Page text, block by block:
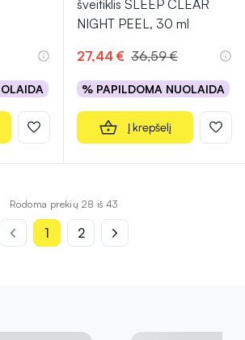
šveitiklis SLEEP CLEAR
NIGHT PEEL, 30 ml
27,44 € 36,59 €
% PAPILDOMA NUOLAIDA
Į krepšelį
Rodoma prekių 28 iš 43
1 2